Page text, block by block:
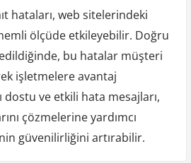
hataları, web sitelerindeki
ölçüde etkileyebilir. Doğru
bu hatalar müşteri
işletmelere avantaj
dostu ve etkili hata mesajları,
çözmelerine yardımcı
güvenilirliğini artırabilir.